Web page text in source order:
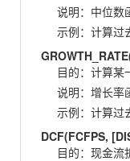
说明： 中位数
示例： 计算过
目的： 计算某
说明： 增长率
示例： 计算过
DCF(FCFPS,
目的： 现金流